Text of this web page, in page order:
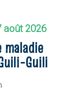
août 2026
Guili